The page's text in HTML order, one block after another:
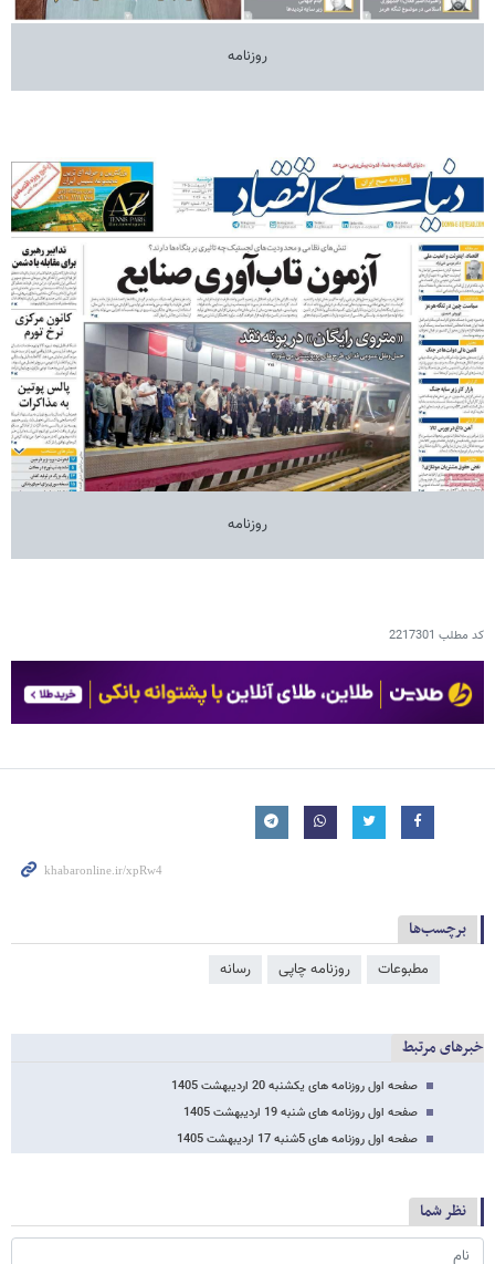
روزنامه
روزنامه
کد مطلب 2217301
برچسب‌ها
مطبوعات روزنامه چاپی رسانه
خبرهای مرتبط
صفحه اول روزنامه های یکشنبه 20 اردیبهشت 1405
صفحه اول روزنامه های شنبه 19 اردیبهشت 1405
صفحه اول روزنامه های 5شنبه 17 اردیبهشت 1405
نظر شما